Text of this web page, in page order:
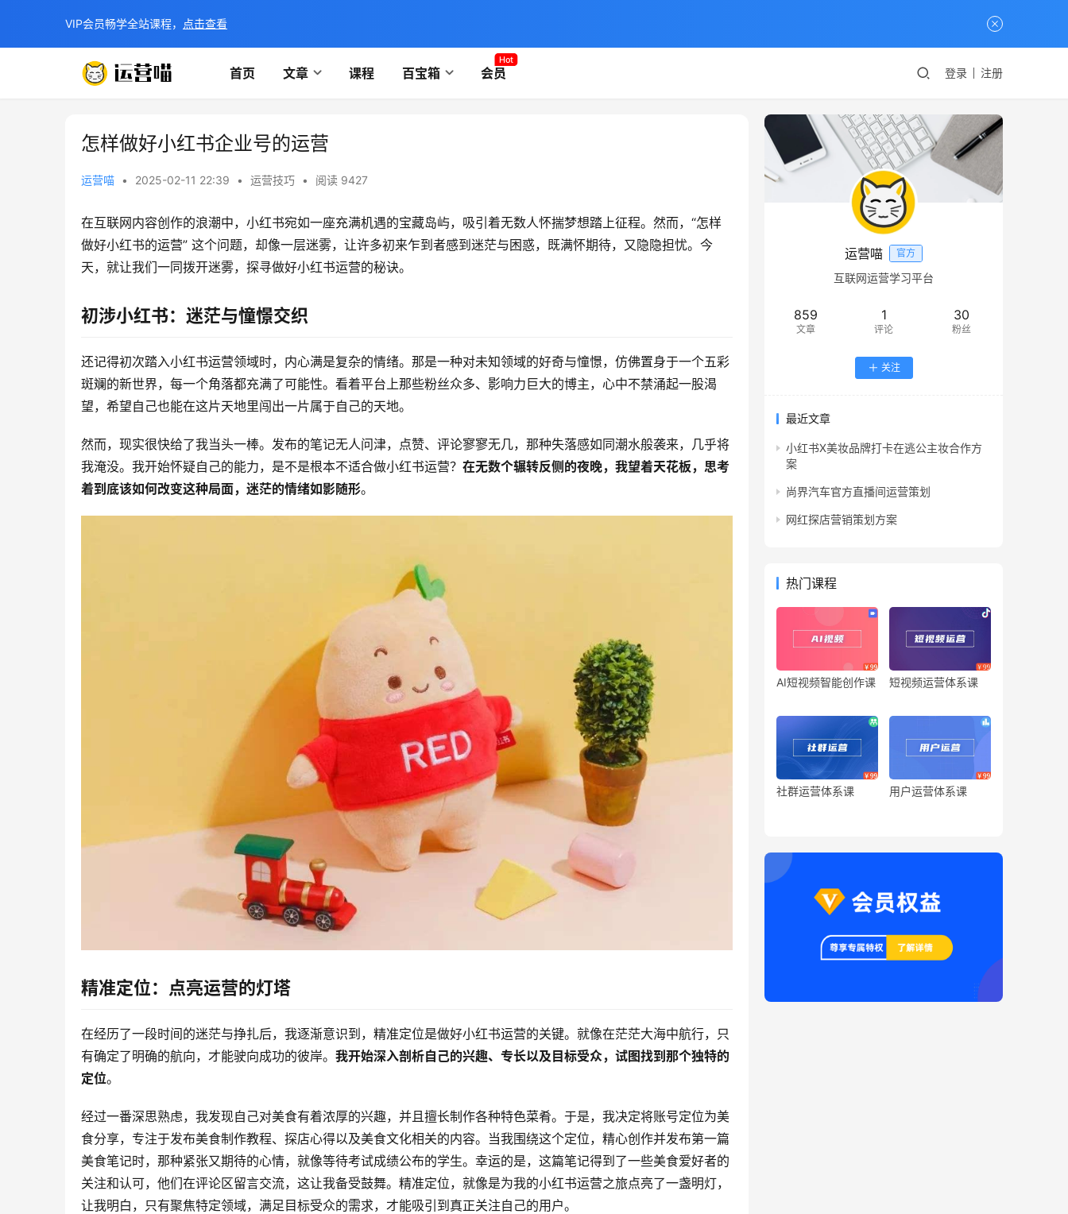
首页 文章 课程 百宝箱 会员
Hot
登录 注册
怎样做好小红书企业号的运营
运营喵 • 2025-02-11 22:39 • 运营技巧 • 阅读 9427
在互联网内容创作的浪潮中，小红书宛如一座充满机遇的宝藏岛屿，吸引着无数人怀揣梦想踏上征程。然而，“怎样
做好小红书的运营” 这个问题，却像一层迷雾，让许多初来乍到者感到迷茫与困惑，既满怀期待，又隐隐担忧。今
天，就让我们一同拨开迷雾，探寻做好小红书运营的秘诀。
初涉小红书：迷茫与憧憬交织
还记得初次踏入小红书运营领域时，内心满是复杂的情绪。那是一种对未知领域的好奇与憧憬，仿佛置身于一个五彩
斑斓的新世界，每一个角落都充满了可能性。看着平台上那些粉丝众多、影响力巨大的博主，心中不禁涌起一股渴
望，希望自己也能在这片天地里闯出一片属于自己的天地。
然而，现实很快给了我当头一棒。发布的笔记无人问津，点赞、评论寥寥无几，那种失落感如同潮水般袭来，几乎将
我淹没。我开始怀疑自己的能力，是不是根本不适合做小红书运营？ 在无数个辗转反侧的夜晚，我望着天花板，思考
着到底该如何改变这种局面，迷茫的情绪如影随形。
精准定位：点亮运营的灯塔
在经历了一段时间的迷茫与挣扎后，我逐渐意识到，精准定位是做好小红书运营的关键。就像在茫茫大海中航行，只
有确定了明确的航向，才能驶向成功的彼岸。 我开始深入剖析自己的兴趣、专长以及目标受众，试图找到那个独特的
定位。
经过一番深思熟虑，我发现自己对美食有着浓厚的兴趣，并且擅长制作各种特色菜肴。于是，我决定将账号定位为美
食分享，专注于发布美食制作教程、探店心得以及美食文化相关的内容。当我围绕这个定位，精心创作并发布第一篇
美食笔记时，那种紧张又期待的心情，就像等待考试成绩公布的学生。幸运的是，这篇笔记得到了一些美食爱好者的
关注和认可，他们在评论区留言交流，这让我备受鼓舞。精准定位，就像是为我的小红书运营之旅点亮了一盏明灯，
让我明白，只有聚焦特定领域，满足目标受众的需求，才能吸引到真正关注自己的用户。
运营喵 官方
互联网运营学习平台
859
文章
1
评论
30
粉丝
关注
最近文章
小红书X美妆品牌打卡在逃公主妆合作方
案
尚界汽车官方直播间运营策划
网红探店营销策划方案
热门课程
AI短视频智能创作课 短视频运营体系课
社群运营体系课 用户运营体系课
VIP会员畅学全站课程， 点击查看